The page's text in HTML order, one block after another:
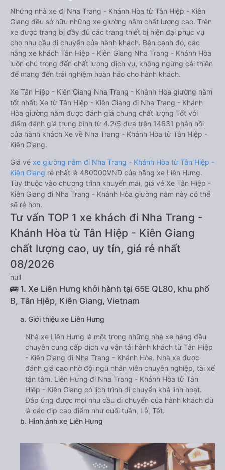
Những nhà xe đi Nha Trang - Khánh Hòa từ Tân Hiệp - Kiên
Giang đều sở hữu những xe giường nằm chất lượng cao. Trên
xe được trang bị đầy đủ các trang thiết bị hiện đại phục vụ
cho nhu cầu di chuyển của hành khách. Bên cạnh đó, các
hãng xe khách Tân Hiệp - Kiên Giang Nha Trang - Khánh Hòa
luôn chú trọng đến chất lượng dịch vụ, không ngừng cải thiện
để mang đến trải nghiệm hoàn hảo cho hành khách.
Xe Tân Hiệp - Kiên Giang Nha Trang - Khánh Hòa giường nằm
tốt nhất: Xe từ Tân Hiệp - Kiên Giang đi Nha Trang - Khánh
Hòa giường nằm được đánh giá chung chất lượng Tốt với
điểm đánh giá trung bình từ 4.2/5 dựa trên 14631 phản hồi
của hành khách Xe về Nha Trang - Khánh Hòa từ Tân Hiệp -
Kiên Giang.
Giá vé xe giường nằm đi Nha Trang - Khánh Hòa từ Tân Hiệp -
Kiên Giang rẻ nhất là 480000VND của hãng xe Liên Hưng.
Tùy thuộc vào chương trình khuyến mãi, giá vé Xe Tân Hiệp -
Kiên Giang đi Nha Trang - Khánh Hòa giường nằm này có thể
sẽ rẻ hơn.
Tư vấn TOP 1 xe khách đi Nha Trang -
Khánh Hòa từ Tân Hiệp - Kiên Giang
chất lượng cao, uy tín, giá rẻ nhất
08/2026
null
🚌 1. Xe Liên Hưng khởi hành tại 65E QL80, khu phố
B, Tân Hịêp, Kiên Giang, Vietnam
a. Giới thiệu xe Liên Hưng
Nhà xe Liên Hưng là một trong những nhà xe hàng đầu
chuyên cung cấp dịch vụ vận tải hành khách từ Tân Hiệp
- Kiên Giang đi Nha Trang - Khánh Hòa. Nhà xe được
đánh giá cao nhờ đội ngũ nhân viên chuyên nghiệp, tài xế
tận tâm. Liên Hưng đi Nha Trang - Khánh Hòa từ Tân
Hiệp - Kiên Giang có lịch trình di chuyển khá linh hoạt.
Đáp ứng được mọi nhu cầu di chuyển của hành khách dù
là các dịp cao điểm như cuối tuần, Lễ, Tết.
b. Hình ảnh xe Liên Hưng